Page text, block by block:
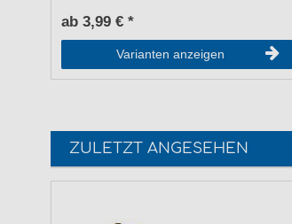
ab 3,99 € *
Varianten anzeigen
ZULETZT ANGESEHEN